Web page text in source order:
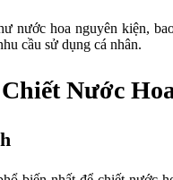
nước hoa nguyên kiện,
cầu sử dụng cá nhân.
Nước